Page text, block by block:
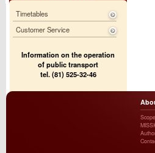
Timetables
Customer Service
Information on the operation
of public transport
tel. (81) 525-32-46